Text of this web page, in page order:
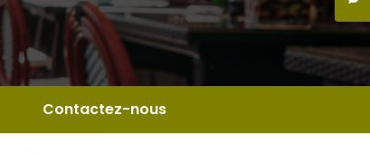
Contactez-nous